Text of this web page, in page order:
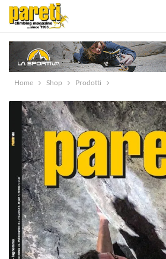
Home Shop Prodotti